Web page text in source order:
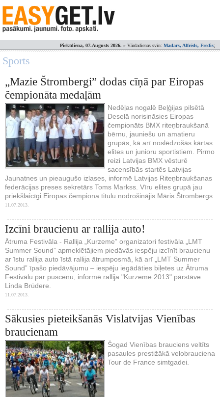
Piektdiena, 07.Augusts 2026. » Vārdadienas svin: Madars, Alfrēds, Fredis;
Sports
„Mazie Štrombergi” dodas cīņā par Eiropas
čempionāta medaļām
Nedēļas nogalē Beļģijas pilsētā
Deselā norisināsies Eiropas
čempionāts BMX riteņbraukšanā
bērnu, jauniešu un amatieru
grupās, kā arī noslēdzošās kārtas
elites un junioru sportistiem. Pirmo
reizi Latvijas BMX vēsturē
sacensībās startēs Latvijas
Jaunatnes un pieaugušo izlases, informē Latvijas Riteņbraukšanas
federācijas preses sekretārs Toms Markss. Vīru elites grupā jau
priekšlaicīgi Eiropas čempiona titulu nodrošinājis Māris Štrombergs.
11.07.2013.
Izcīni braucienu ar rallija auto!
Ātruma Festivāla - Rallija „Kurzeme” organizatori festivāla „LMT
Summer Sound” apmeklētājiem piedāvās iespēju izcīnīt braucienu
ar īstu rallija auto īstā rallija ātrumposmā, kā arī „LMT Summer
Sound” īpašo piedāvājumu – iespēju iegādāties biļetes uz Ātruma
Festivālu par puscenu, informē rallija "Kurzeme 2013" pārstāve
Linda Brūdere.
11.07.2013.
Sākusies pieteikšanās Vislatvijas Vienības
braucienam
Šogad Vienības brauciens veltīts
pasaules prestižākā velobrauciena
Tour de France simtgadei.